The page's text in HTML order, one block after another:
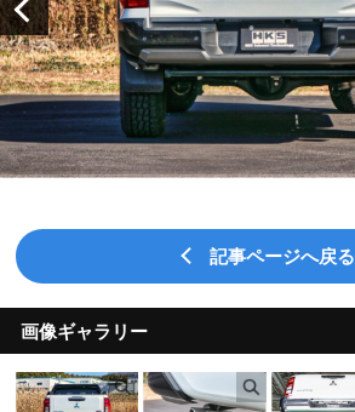
記事ページへ戻る
画像ギャラリー